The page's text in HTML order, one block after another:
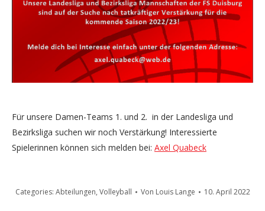
Für unsere Damen-Teams 1. und 2. in der Landesliga und
Bezirksliga suchen wir noch Verstärkung! Interessierte
Spielerinnen können sich melden bei: Axel Quabeck
Categories: Abteilungen, Volleyball Von Louis Lange 10. April 2022